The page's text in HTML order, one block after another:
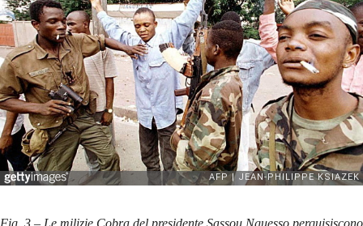
Fig. 3 – Le milizie Cobra del presidente Sassou Nguesso perquisiscono